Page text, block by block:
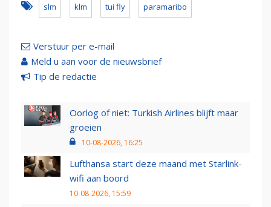
slm klm tui fly paramaribo
Verstuur per e-mail
Meld u aan voor de nieuwsbrief
Tip de redactie
Oorlog of niet: Turkish Airlines blijft maar
groeien
10-08-2026, 16:25
Lufthansa start deze maand met Starlink-
wifi aan boord
10-08-2026, 15:59